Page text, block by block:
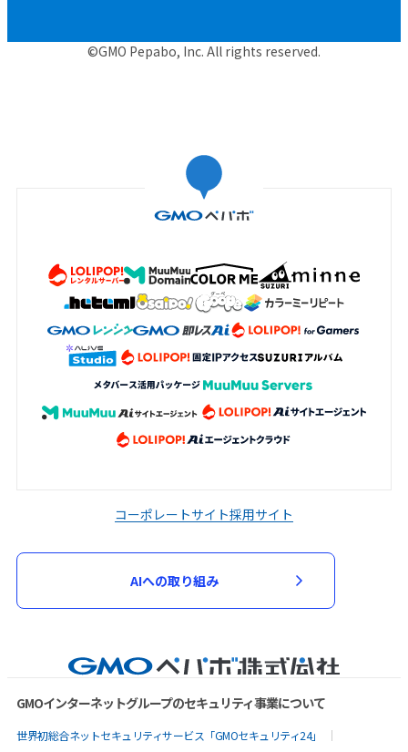
©GMO Pepabo, Inc. All rights reserved.
コーポレートサイト採用サイト
AIへの取り組み
GMOインターネットグループのセキュリティ事業について
世界初総合ネットセキュリティサービス「GMOセキュリティ24」